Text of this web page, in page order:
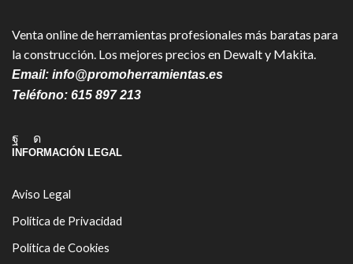
Venta online de herramientas profesionales más baratas para
la construcción. Los mejores precios en Dewalt y Makita.
Email: info@promoherramientas.es
Teléfono: 615 897 213
Facebook
Instagram
INFORMACIÓN LEGAL
Aviso Legal
Política de Privacidad
Política de Cookies